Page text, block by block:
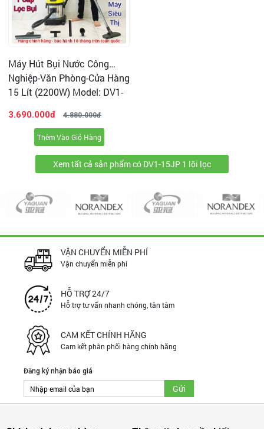
Máy Hút Bụi Nước Công
Nghiệp-Văn Phòng-Cửa Hàng
15 Lít (2200W) Model: DV1-
3.690.000đ 4.880.000đ
Thêm Vào Giỏ Hàng
Xem tất cả sản phẩm có DV1-15JP 1 lõi lọc
VẬN CHUYỂN MIỄN PHÍ
Vận chuyển miễn phí
HỖ TRỢ 24/7
Hỗ trợ tư vấn nhanh chóng, tân tâm
CAM KẾT CHÍNH HÃNG
Cam kết phân phối hàng chính hãng
Đăng ký nhận báo giá